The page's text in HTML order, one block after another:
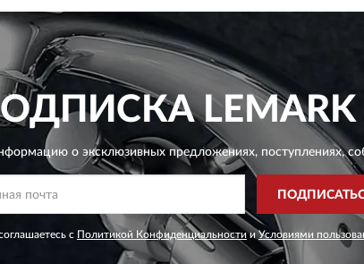
LEMARK
о эксклюзивных предложениях,поступлениях,
с Политикой Конфиденциальности иУсловиями